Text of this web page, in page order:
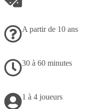
A partir de 10 ans
30 à 60 minutes
1 à 4 joueurs